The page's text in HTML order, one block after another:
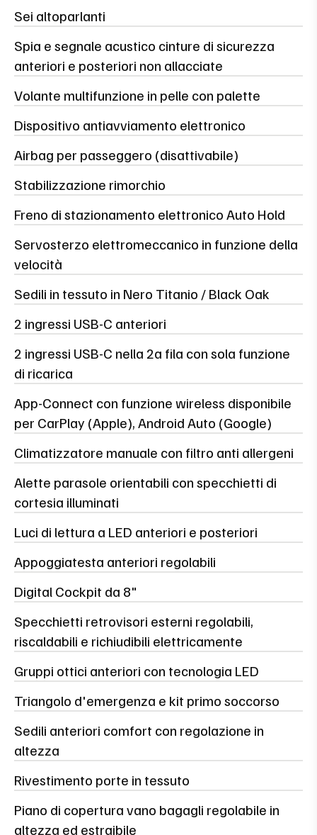
Sei altoparlanti
Spia e segnale acustico cinture di sicurezza
anteriori e posteriori non allacciate
Volante multifunzione in pelle con palette
Dispositivo antiavviamento elettronico
Airbag per passeggero (disattivabile)
Stabilizzazione rimorchio
Freno di stazionamento elettronico Auto Hold
Servosterzo elettromeccanico in funzione della
velocità
Sedili in tessuto in Nero Titanio / Black Oak
2 ingressi USB-C anteriori
2 ingressi USB-C nella 2a fila con sola funzione
di ricarica
App-Connect con funzione wireless disponibile
per CarPlay (Apple), Android Auto (Google)
Climatizzatore manuale con filtro anti allergeni
Alette parasole orientabili con specchietti di
cortesia illuminati
Luci di lettura a LED anteriori e posteriori
Appoggiatesta anteriori regolabili
Digital Cockpit da 8"
Specchietti retrovisori esterni regolabili,
riscaldabili e richiudibili elettricamente
Gruppi ottici anteriori con tecnologia LED
Triangolo d'emergenza e kit primo soccorso
Sedili anteriori comfort con regolazione in
altezza
Rivestimento porte in tessuto
Piano di copertura vano bagagli regolabile in
altezza ed estraibile